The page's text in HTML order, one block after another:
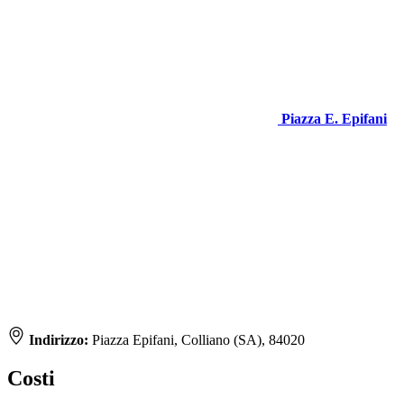
Piazza E. Epifani
Indirizzo: Piazza Epifani, Colliano (SA), 84020
Costi